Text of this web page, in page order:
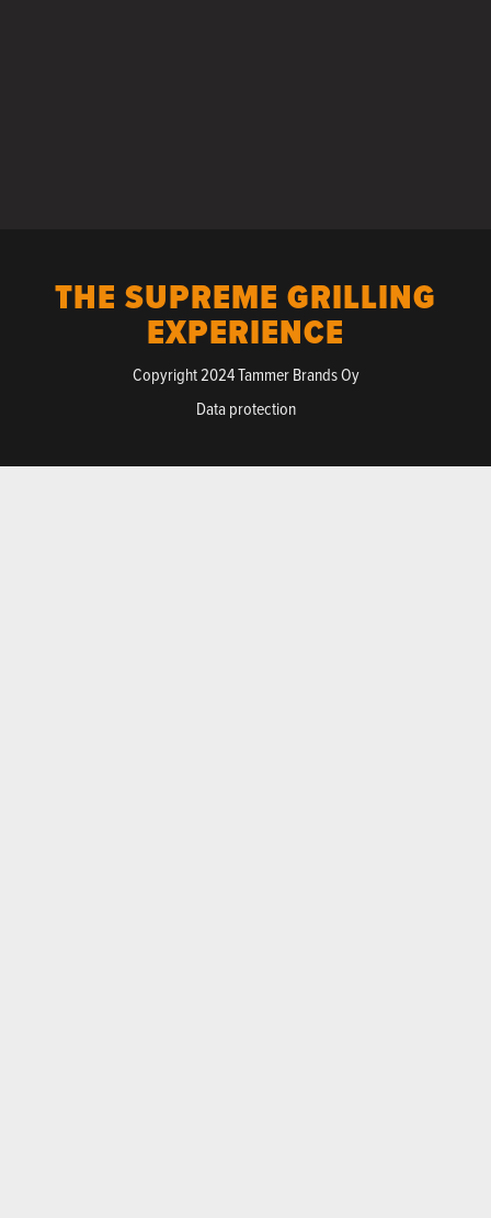
THE SUPREME GRILLING
EXPERIENCE
Copyright 2024 Tammer Brands Oy
Data protection